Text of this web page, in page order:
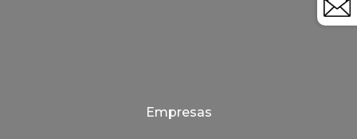
Categories
Empresas